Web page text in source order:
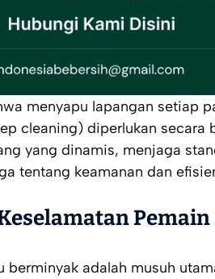
menyapu lapangan setiap
cleaning) diperlukan secara
yang dinamis, menjaga
tentang keamanan dan
Pemain
adalah musuh